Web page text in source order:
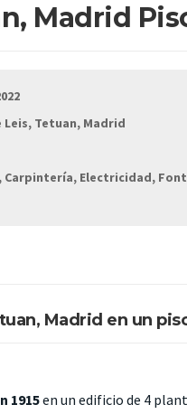
Madrid
Leis, Tetuan, Madrid
Carpintería, Electricidad,
Madrid en un
1915en un edificio de 4